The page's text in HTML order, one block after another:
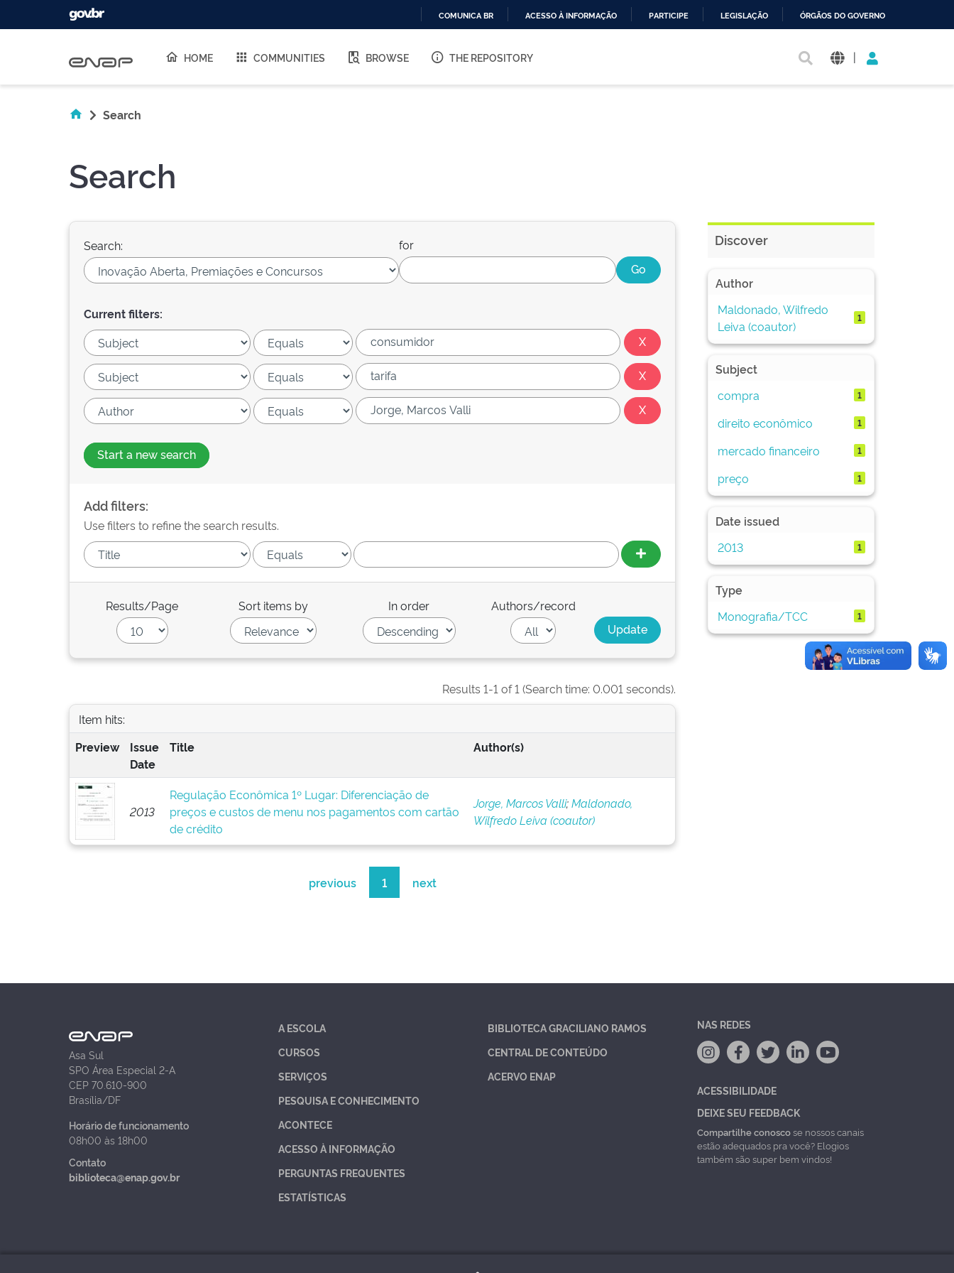
O
COMUNICA BR ACESSO À INFORMAÇÃO PARTICIPE LEGISLAÇÃO ÓRGÃOS DO GOVERNO
HOME COMMUNITIES BROWSE THE REPOSITORY |
Search
Search
Search: for
Current filters:
Start a new search
Add filters:
Use filters to refine the search results.
Results/Page Sort items by In order Authors/record
Results 1-1 of 1 (Search time: 0.001 seconds).
Item hits:
Preview
Issue
Date
Title Author(s)
2013
Regulação Econômica 1º Lugar: Diferenciação de
preços e custos de menu nos pagamentos com cartão
de crédito
Jorge, Marcos Valli;Maldonado,
Wilfredo Leiva (coautor)
previous 1 next
Discover
Author
Maldonado, Wilfredo
Leiva (coautor)
1
Subject
compra
1
direito econômico 1
mercado financeiro 1
preço 1
Date issued
2013
1
Type
Monografia/TCC
1
Asa Sul
SPO Área Especial 2-A
CEP 70.610-900
Brasília/DF
Horário de funcionamento
08h00 às 18h00
Contato
biblioteca@enap.gov.br
A ESCOLA
CURSOS
SERVIÇOS
PESQUISA E CONHECIMENTO
ACONTECE
ACESSO À INFORMAÇÃO
PERGUNTAS FREQUENTES
ESTATÍSTICAS
BIBLIOTECA GRACILIANO RAMOS
CENTRAL DE CONTEÚDO
ACERVO ENAP
NAS REDES
ACESSIBILIDADE
DEIXE SEU FEEDBACK
Compartilhe conoscose nossos canais
estão adequados pra você? Elogios
também são super bem vindos!